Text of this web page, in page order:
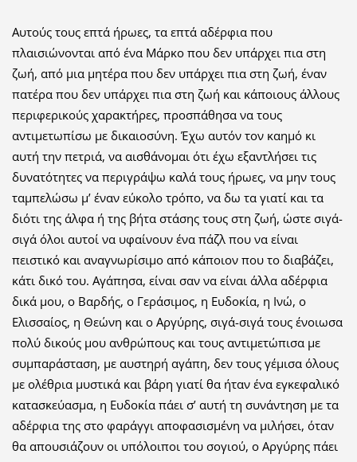
Αυτούς τους επτά ήρωες, τα επτά αδέρφια που
πλαισιώνονται από ένα Μάρκο που δεν υπάρχει πια στη
ζωή, από μια μητέρα που δεν υπάρχει πια στη ζωή, έναν
πατέρα που δεν υπάρχει πια στη ζωή και κάποιους άλλους
περιφερικούς χαρακτήρες, προσπάθησα να τους
αντιμετωπίσω με δικαιοσύνη. Έχω αυτόν τον καημό κι
αυτή την πετριά, να αισθάνομαι ότι έχω εξαντλήσει τις
δυνατότητες να περιγράψω καλά τους ήρωες, να μην τους
ταμπελώσω μ’ έναν εύκολο τρόπο, να δω τα γιατί και τα
διότι της άλφα ή της βήτα στάσης τους στη ζωή, ώστε σιγά-
σιγά όλοι αυτοί να υφαίνουν ένα πάζλ που να είναι
πειστικό και αναγνωρίσιμο από κάποιον που το διαβάζει,
κάτι δικό του. Αγάπησα, είναι σαν να είναι άλλα αδέρφια
δικά μου, ο Βαρδής, ο Γεράσιμος, η Ευδοκία, η Ινώ, ο
Ελισσαίος, η Θεώνη και ο Αργύρης, σιγά-σιγά τους ένοιωσα
πολύ δικούς μου ανθρώπους και τους αντιμετώπισα με
συμπαράσταση, με αυστηρή αγάπη, δεν τους γέμισα όλους
με ολέθρια μυστικά και βάρη γιατί θα ήταν ένα εγκεφαλικό
κατασκεύασμα, η Ευδοκία πάει σ’ αυτή τη συνάντηση με τα
αδέρφια της στο φαράγγι αποφασισμένη να μιλήσει, όταν
θα απουσιάζουν οι υπόλοιποι του σογιού, ο Αργύρης πάει